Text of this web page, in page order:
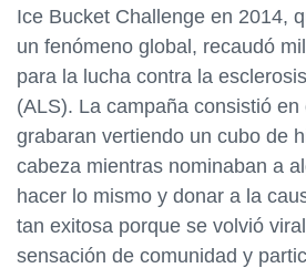
Ice Bucket Challenge en 2014,
un fenómeno global, recaudó
para la lucha contra la
(ALS). La campaña consistió
grabaran vertiendo un cubo de
cabeza mientras nominaban a
hacer lo mismo y donar a la
tan exitosa porque se volvió
sensación de comunidad y